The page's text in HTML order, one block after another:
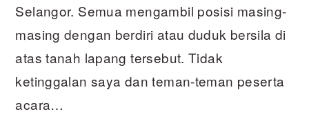
Selangor. Semua mengambil posisi masing-
masing dengan berdiri atau duduk bersila di
atas tanah lapang tersebut. Tidak
ketinggalan saya dan teman-teman peserta
acara…